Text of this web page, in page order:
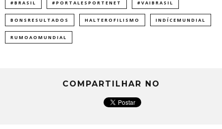
#BRASIL #PORTALESPORTENET #VAIBRASIL
BONSRESULTADOS HALTEROFILISMO INDÍCEMUNDIAL
RUMOAOMUNDIAL
COMPARTILHAR NO